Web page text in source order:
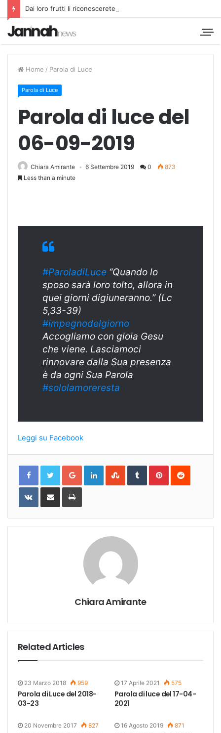
Dai loro frutti li riconoscerete
Home / Parola di Luce
Parola di Luce
Parola di luce del
06-09-2019
Chiara Amirante 6 Settembre 2019 0
873
Less than a minute
#ParoladiLuce “Quando lo
sposo sarà loro tolto, allora in
quei giorni digiuneranno.” (Lc
5,33-39)
#impegnodelgiorno
Accogliamo con gioia Gesu
che viene. Lasciamoci
rinnovare dalla Sua presenza
è da ogni Sua Parola
#sololamoreresta
Leggi su Facebook
Google+LinkedInStumbleUpon
TumblrPinterestReddit
VKontakteShare
Email
Print
Chiara Amirante
Related Articles
23 Marzo 2018 959
Parola di Luce del 2018-
03-23
17 Aprile 2021 575
Parola di luce del 17-04-
2021
20 Novembre 2017 827 16 Agosto 2019 871